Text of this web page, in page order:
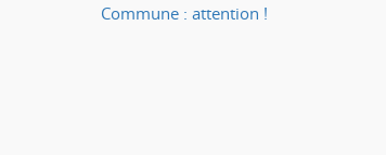
Commune : attention !